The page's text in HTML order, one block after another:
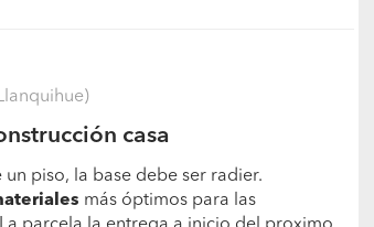
casa
piso, la base debe ser radier.
más óptimos para las